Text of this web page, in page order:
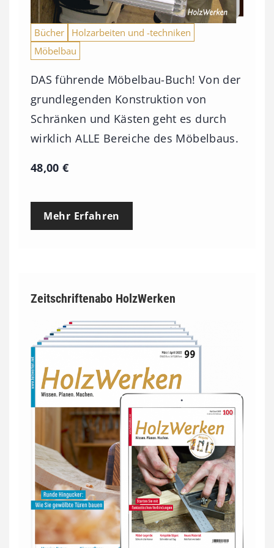
i
s
9
,
0
0
Bücher
Holzarbeiten und -techniken
Möbelbau
DAS führende Möbelbau-Buch! Von der
grundlegenden Konstruktion von
Schränken und Kästen geht es durch
wirklich ALLE Bereiche des Möbelbaus.
48,00€
Mehr Erfahren
Zeitschriftenabo HolzWerken